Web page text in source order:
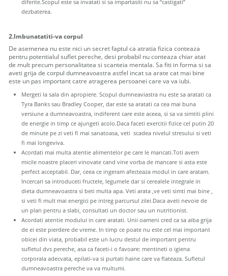
diferite.Scopul este sa invatati si sa impartasiti nu sa “castigati”
dezbaterea.
2.Imbunatatiti-va corpul
De asemenea nu este nici un secret faptul ca atratia fizica conteaza
pentru potentialul suflet pereche, desi probabil nu conteaza chiar atat
de mult precum personalitatea si scanteia mentala. Sa fiti in forma si sa
aveti grija de corpul dumneavoastra astfel incat sa arate cat mai bine
este un pas important catre atragerea persoanei care va va iubi.
Mergeti la sala din apropiere. Scopul dumneaviastra nu este sa aratati ca
Tyra Banks sau Bradley Cooper, dar este sa aratati ca cea mai buna
versiune a dumneavoastra, indiferent care este aceea, si sa va simtiti plini
de energie in timp ce ajungeti acolo.Daca faceti exercitii fizice cel putin 20
de minute pe zi veti fi mai sanatoasa, veti scadea nivelul stresului si veti
fi mai longeviva.
Acordati mai multa atentie alimentelor pe care le mancati.Toti avem
micile noastre placeri vinovate cand vine vorba de mancare si asta este
perfect acceptabil. Dar, ceea ce ingeram afecteaza modul in care aratam.
Incercari sa introduceti fructele, legumele dar si cerealele integrale in
dieta dumneavoastra si beti multa apa. Veti arata ,ve veti simti mai bine ,
si veti fi mult mai energici pe intreg parcursul zilei.Daca aveti nevoie de
un plan pentru a slabi, consultati un doctor sau un nutritionist.
Acordati atentie modului in care aratati. Unii oameni cred ca sa aiba grija
de ei este pierdere de vreme. In timp ce poate nu este cel mai important
obicei din viata, probabil este un lucru destul de important pentru
sufletul dvs pereche, asa ca faceti-i o favoare: mentineti o igiena
corporala adecvata, epilati-va si purtati haine care va flateaza. Sufletul
dumneavoastra pereche va va multumi.